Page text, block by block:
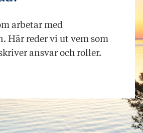
arbetar med
Här reder vi ut vem som
ansvar och roller.